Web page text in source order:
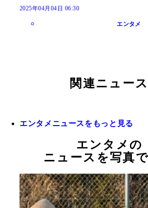
2025年04月04日 06:30
エンタメ
関連ニュース
エンタメニュースをもっと見る
エンタメの
ニュースを写真